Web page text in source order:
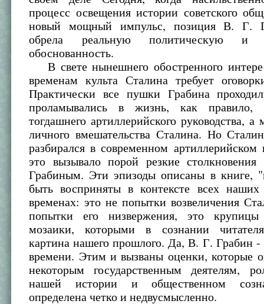
процесс освещения истории советского
новый мощный импульс, позиция В. Г.
обрела реальную политическую и
обоснованность.
В свете нынешнего обостренного
временам культа Сталина требует
Практически все пушки Грабина
проламывались в жизнь, как правило,
тогдашнего артиллерийского руководства,
личного вмешательства Сталина. Но
разбирался в современном
это вызывало порой резкие
Грабиным. Эти эпизоды описаны в книге,
быть восприняты в контексте всех
временах: это не попытки возвеличения
попытки его низвержения, это крупицы
мозаики, которыми в сознании
картина нашего прошлого. Да, В. Г. Грабин -
времени. Этим и вызваны оценки, которые
некоторым государственным деятелям,
нашей истории и общественном
определена четко и недвусмысленно.